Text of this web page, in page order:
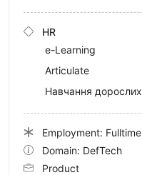
HR
e-Learning
Articulate
Навчання дорослих
Employment: Fulltime
Domain: DefTech
Product